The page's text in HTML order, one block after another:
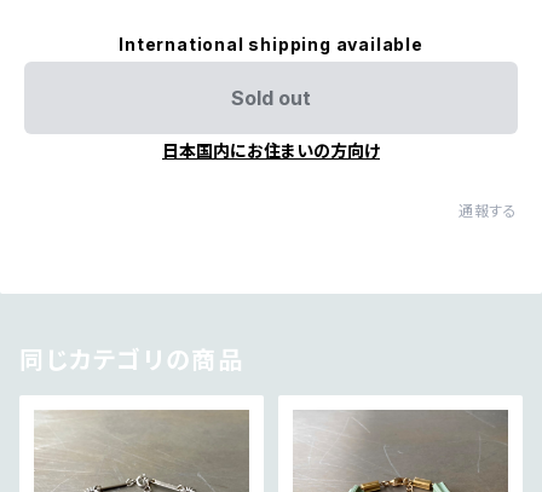
International shipping available
Sold out
日本国内にお住まいの方向け
通報する
同じカテゴリの商品